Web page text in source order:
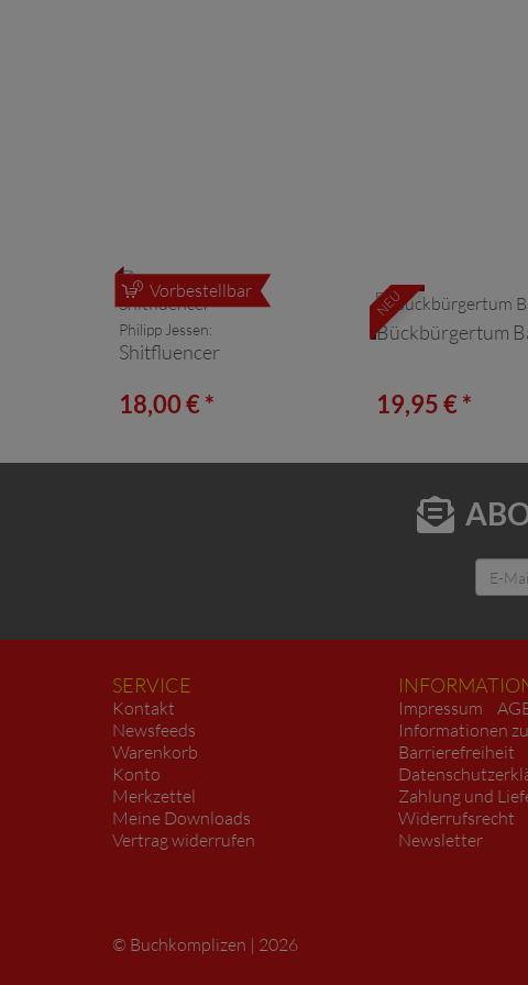
Vorbestellbar
Philipp Jessen:
Shitfluencer
18,00 € *
NEU
Bückbürgertum
19,95 € *
SERVICE
Kontakt
Newsfeeds
Warenkorb
Konto
Merkzettel
Meine Downloads
Vertrag widerrufen
Impressum
Informationen
Barrierefreiheit
Zahlung und
Widerrufsrecht
Newsletter
Buchkomplizen
2026